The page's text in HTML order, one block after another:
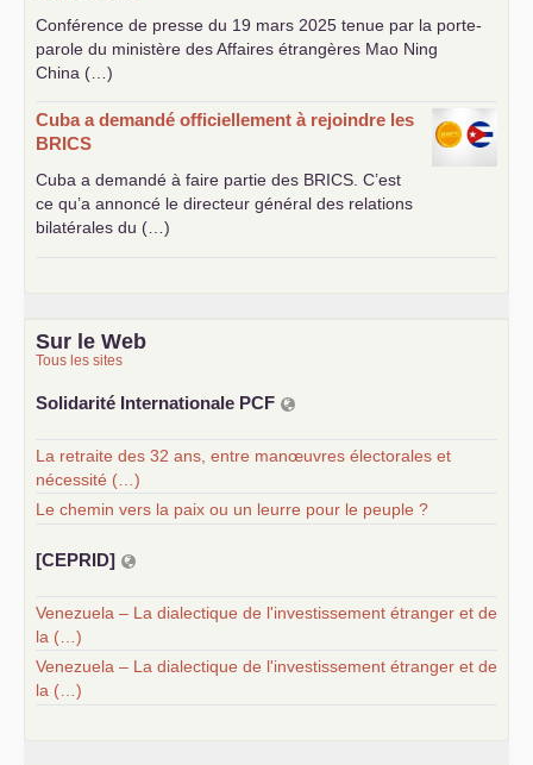
Conférence de presse du 19 mars 2025 tenue par la porte-
parole du ministère des Affaires étrangères Mao Ning
China (…)
Cuba a demandé officiellement à rejoindre les
BRICS
Cuba a demandé à faire partie des BRICS . C’est
ce qu’a annoncé le directeur général des relations
bilatérales du (…)
Sur le Web
Tous les sites
Solidarité Internationale PCF
La retraite des 32 ans, entre manœuvres électorales et
nécessité (…)
Le chemin vers la paix ou un leurre pour le peuple ?
[CEPRID]
Venezuela – La dialectique de l'investissement étranger et de
la (…)
Venezuela – La dialectique de l'investissement étranger et de
la (…)